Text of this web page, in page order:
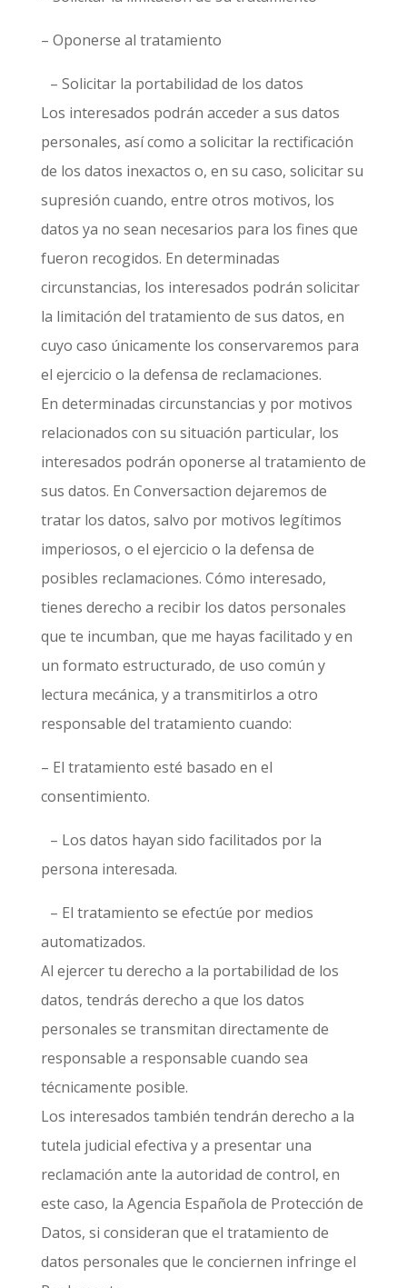
– Oponerse al tratamiento
– Solicitar la portabilidad de los datos
Los interesados podrán acceder a sus datos
personales, así como a solicitar la rectificación
de los datos inexactos o, en su caso, solicitar su
supresión cuando, entre otros motivos, los
datos ya no sean necesarios para los fines que
fueron recogidos. En determinadas
circunstancias, los interesados podrán solicitar
la limitación del tratamiento de sus datos, en
cuyo caso únicamente los conservaremos para
el ejercicio o la defensa de reclamaciones.
En determinadas circunstancias y por motivos
relacionados con su situación particular, los
interesados podrán oponerse al tratamiento de
sus datos. En Conversaction dejaremos de
tratar los datos, salvo por motivos legítimos
imperiosos, o el ejercicio o la defensa de
posibles reclamaciones. Cómo interesado,
tienes derecho a recibir los datos personales
que te incumban, que me hayas facilitado y en
un formato estructurado, de uso común y
lectura mecánica, y a transmitirlos a otro
responsable del tratamiento cuando:
– El tratamiento esté basado en el
consentimiento.
– Los datos hayan sido facilitados por la
persona interesada.
– El tratamiento se efectúe por medios
automatizados.
Al ejercer tu derecho a la portabilidad de los
datos, tendrás derecho a que los datos
personales se transmitan directamente de
responsable a responsable cuando sea
técnicamente posible.
Los interesados también tendrán derecho a la
tutela judicial efectiva y a presentar una
reclamación ante la autoridad de control, en
este caso, la Agencia Española de Protección de
Datos, si consideran que el tratamiento de
datos personales que le conciernen infringe el